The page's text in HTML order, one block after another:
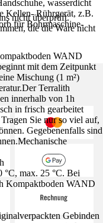
wasserdicht
Kellen- Rührgerät, z.B.
für Bohrmaschine-
WAND
mit dem Zeitpunkt
Mischung (1 m²)
Terralith
innerhalb von 1h
in frisch gearbeitet
Sie nur so viel auf,
Gegebenenfalls sind
°C, max. 25 °C. Bei
Kompaktboden WAND
Gebinden
nicht überprüft.
die die Ware nicht